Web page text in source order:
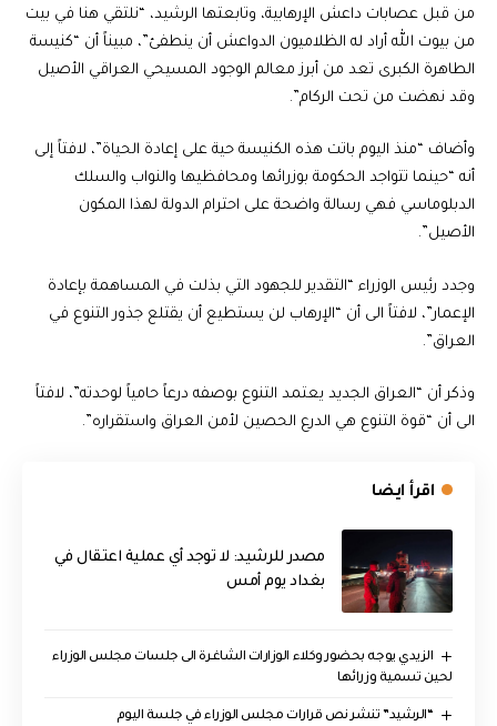
من قبل عصابات داعش الإرهابية، وتابعتها الرشيد، “نلتقي هنا في بيت
من بيوت الله أراد له الظلاميون الدواعش أن ينطفئ”، مبيناً أن “كنيسة
الطاهرة الكبرى تعد من أبرز معالم الوجود المسيحي العراقي الأصيل
وقد نهضت من تحت الركام”.
وأضاف “منذ اليوم باتت هذه الكنيسة حية على إعادة الحياة”، لافتاً إلى
أنه “حينما تتواجد الحكومة بوزرائها ومحافظيها والنواب والسلك
الدبلوماسي فهي رسالة واضحة على احترام الدولة لهذا المكون
الأصيل”.
وجدد رئيس الوزراء “التقدير للجهود التي بذلت في المساهمة بإعادة
الإعمار”، لافتاً الى أن “الإرهاب لن يستطيع أن يقتلع جذور التنوع في
العراق”.
وذكر أن “العراق الجديد يعتمد التنوع بوصفه درعاً حامياً لوحدته”، لافتاً
الى أن “قوة التنوع هي الدرع الحصين لأمن العراق واستقراره”.
اقرأ ايضا
مصدر للرشيد: لا توجد أي عملية اعتقال في
بغداد يوم أمس
الزيدي يوجه بحضور وكلاء الوزارات الشاغرة الى جلسات مجلس الوزراء
لحين تسمية وزرائها
“الرشيد” تنشر نص قرارات مجلس الوزراء في جلسة اليوم